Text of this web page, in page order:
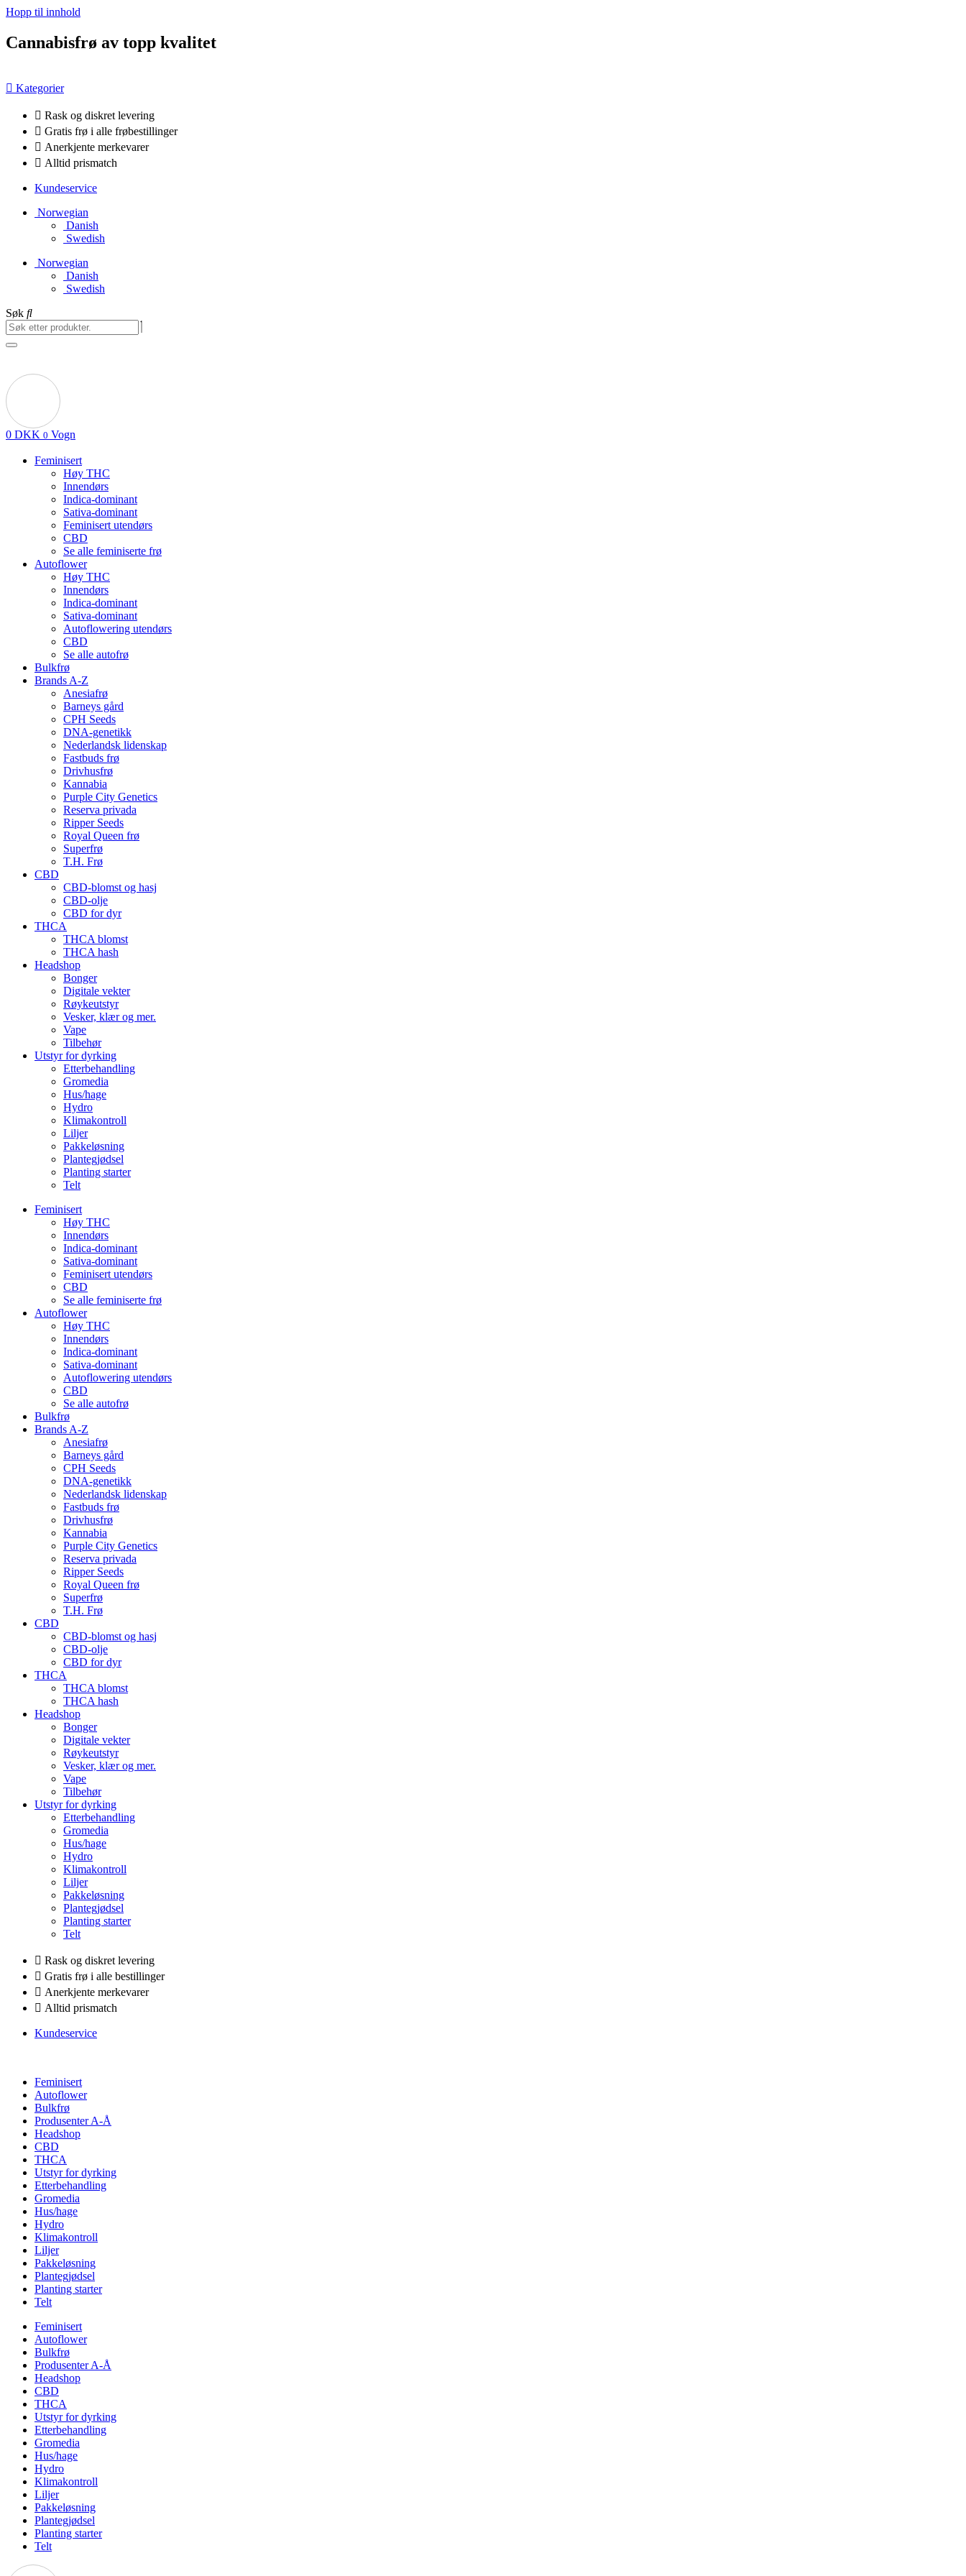
Hopp til innhold
Cannabisfrø av topp kvalitet
Kategorier
Rask og diskret levering
Gratis frø i alle frøbestillinger
Anerkjente merkevarer
Alltid prismatch
Kundeservice
Norwegian
Danish
Swedish
Norwegian
Danish
Swedish
Søk
0 DKK 0 Vogn
Feminisert
Høy THC
Innendørs
Indica-dominant
Sativa-dominant
Feminisert utendørs
CBD
Se alle feminiserte frø
Autoflower
Høy THC
Innendørs
Indica-dominant
Sativa-dominant
Autoflowering utendørs
CBD
Se alle autofrø
Bulkfrø
Brands A-Z
Anesiafrø
Barneys gård
CPH Seeds
DNA-genetikk
Nederlandsk lidenskap
Fastbuds frø
Drivhusfrø
Kannabia
Purple City Genetics
Reserva privada
Ripper Seeds
Royal Queen frø
Superfrø
T.H. Frø
CBD
CBD-blomst og hasj
CBD-olje
CBD for dyr
THCA
THCA blomst
THCA hash
Headshop
Bonger
Digitale vekter
Røykeutstyr
Vesker, klær og mer.
Vape
Tilbehør
Utstyr for dyrking
Etterbehandling
Gromedia
Hus/hage
Hydro
Klimakontroll
Liljer
Pakkeløsning
Plantegjødsel
Planting starter
Telt
Feminisert
Høy THC
Innendørs
Indica-dominant
Sativa-dominant
Feminisert utendørs
CBD
Se alle feminiserte frø
Autoflower
Høy THC
Innendørs
Indica-dominant
Sativa-dominant
Autoflowering utendørs
CBD
Se alle autofrø
Bulkfrø
Brands A-Z
Anesiafrø
Barneys gård
CPH Seeds
DNA-genetikk
Nederlandsk lidenskap
Fastbuds frø
Drivhusfrø
Kannabia
Purple City Genetics
Reserva privada
Ripper Seeds
Royal Queen frø
Superfrø
T.H. Frø
CBD
CBD-blomst og hasj
CBD-olje
CBD for dyr
THCA
THCA blomst
THCA hash
Headshop
Bonger
Digitale vekter
Røykeutstyr
Vesker, klær og mer.
Vape
Tilbehør
Utstyr for dyrking
Etterbehandling
Gromedia
Hus/hage
Hydro
Klimakontroll
Liljer
Pakkeløsning
Plantegjødsel
Planting starter
Telt
Rask og diskret levering
Gratis frø i alle bestillinger
Anerkjente merkevarer
Alltid prismatch
Kundeservice
Feminisert
Autoflower
Bulkfrø
Produsenter A-Å
Headshop
CBD
THCA
Utstyr for dyrking
Etterbehandling
Gromedia
Hus/hage
Hydro
Klimakontroll
Liljer
Pakkeløsning
Plantegjødsel
Planting starter
Telt
Feminisert
Autoflower
Bulkfrø
Produsenter A-Å
Headshop
CBD
THCA
Utstyr for dyrking
Etterbehandling
Gromedia
Hus/hage
Hydro
Klimakontroll
Liljer
Pakkeløsning
Plantegjødsel
Planting starter
Telt